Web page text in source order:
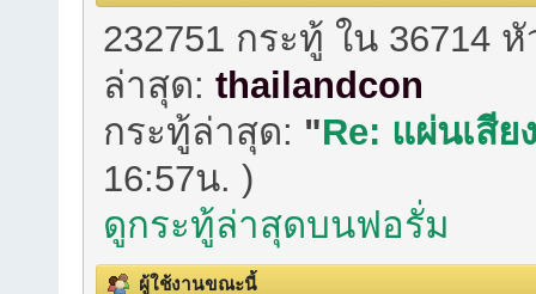
232751 กระทู้ ใน 36714
ล่าสุด:thailandcon
กระทู้ล่าสุด: "Re: แผ่นเสีย
16:57น. )
ดูกระทู้ล่าสุดบนฟอรั่ม
ผู้ใช้งานขณะนี้